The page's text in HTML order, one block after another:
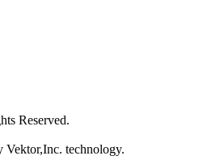
Reserved.
Vektor,Inc. technology.